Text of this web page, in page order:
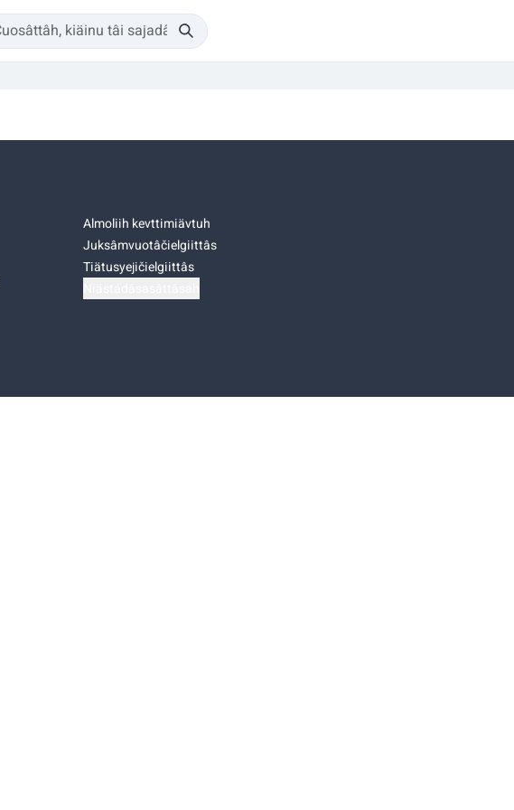
Almoliih kevttimiävtuh
Juksâmvuotâčielgiittâs
Tiätusyejičielgiittâs